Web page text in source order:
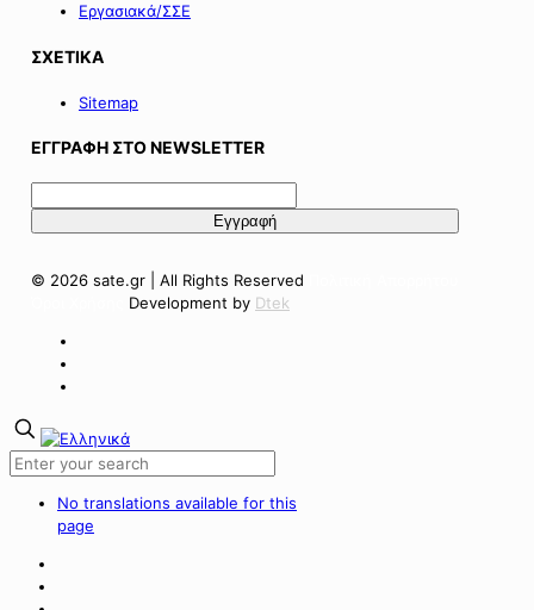
Εργασιακά/ΣΣΕ
ΣΧΕΤΙΚΑ
Sitemap
ΕΓΓΡΑΦΗ ΣΤΟ NEWSLETTER
© 2026 sate.gr | All Rights Reserved
Development by Dtek
No translations available for this
page